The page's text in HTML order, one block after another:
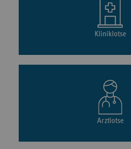
Kliniklotse
Arztlotse